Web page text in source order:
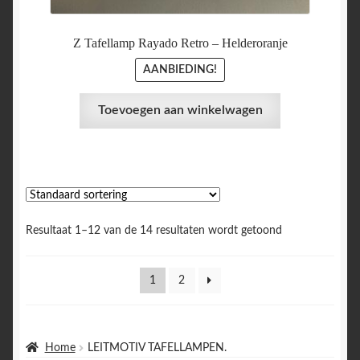
Home LEITMOTIV TAFELLAMPEN.
Z Tafellamp Rayado Retro – Helderoranje
AANBIEDING!
Toevoegen aan winkelwagen
Resultaat 1–12 van de 14 resultaten wordt getoond
1 2